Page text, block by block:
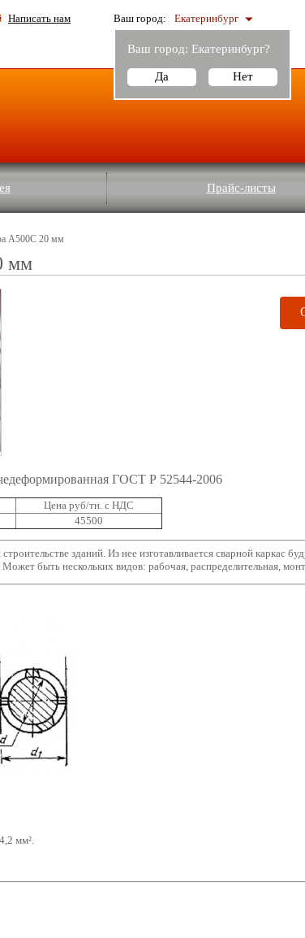
Написать нам Ваш город: Екатеринбург
Ваш город: Екатеринбург?
Да Нет
Прайс-листы
А500С 20 мм
мм
ГОСТ Р 52544-2006
Цена руб/тн. с НДС
45500
зданий. Из нее изготавливается сварной каркас
Может быть нескольких видов: рабочая, распределительная,
мм².